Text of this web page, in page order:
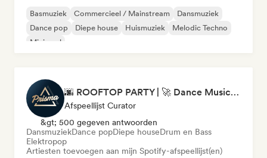
Basmuziek Commercieel / Mainstream
Dansmuziek
Dance pop
Diepe house Huismuziek
Melodic Techno
Minimaal
🌆 ROOFTOP PARTY | 🚀 Dance Music Mix 2026 by Prisma Records
Afspeellijst Curator
&gt; 500 gegeven antwoorden
DansmuziekDance popDiepe houseDrum en Bass
Elektropop
Artiesten toevoegen aan mijn Spotify-afspeellijst(en)